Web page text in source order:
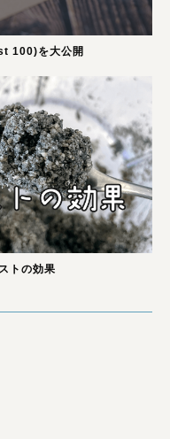
100)を大公開
トの効果